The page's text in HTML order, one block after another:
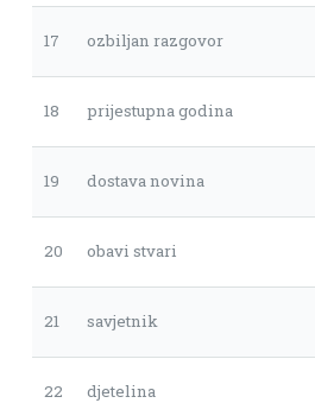
17 ozbiljan razgovor
18 prijestupna godina
19 dostava novina
20 obavi stvari
21 savjetnik
22 djetelina